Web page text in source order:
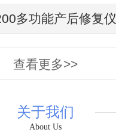
多功能产后修复仪
查看更多>>
关于我们
About Us